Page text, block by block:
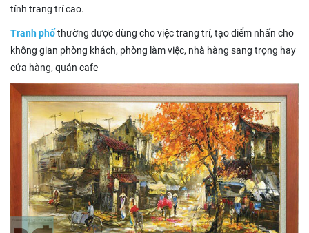
tính trang trí cao.
Tranh phốthường được dùng cho việc trang trí, tạo điểm nhấn cho
không gian phòng khách, phòng làm việc, nhà hàng sang trọng hay
cửa hàng, quán cafe